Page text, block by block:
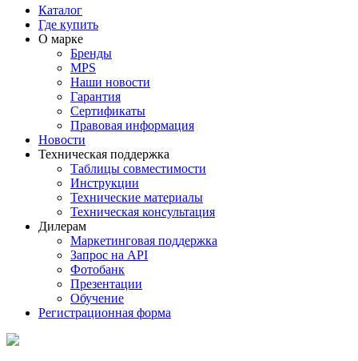
Каталог
Где купить
О марке
Бренды
MPS
Наши новости
Гарантия
Сертификаты
Правовая информация
Новости
Техническая поддержка
Таблицы совместимости
Инструкции
Технические материалы
Техническая консультация
Дилерам
Маркетинговая поддержка
Запрос на API
Фотобанк
Презентации
Обучение
Регистрационная форма